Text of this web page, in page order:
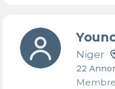
Niger
22